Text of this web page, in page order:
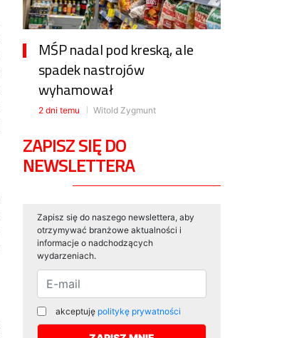
MŚP nadal pod kreską, ale
spadek nastrojów
wyhamował
2 dni temu Witold Zygmunt
ZAPISZ SIĘ DO
NEWSLETTERA
Zapisz się do naszego newslettera, aby
otrzymywać branżowe aktualności i
informacje o nadchodzących
wydarzeniach.
akceptuję politykę prywatności